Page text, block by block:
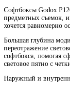
Софтбоксы Godox
предметных съемок,
хочется равномерно
Большая глубина
переотражение
софтбокса, помогая
световое пятно с
Наружный и